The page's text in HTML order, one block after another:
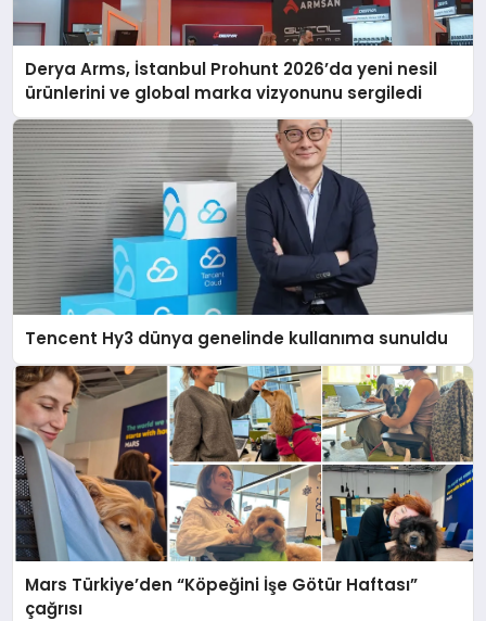
Derya Arms, İstanbul Prohunt 2026’da yeni nesil
ürünlerini ve global marka vizyonunu sergiledi
Tencent Hy3 dünya genelinde kullanıma sunuldu
Mars Türkiye’den “Köpeğini İşe Götür Haftası”
çağrısı